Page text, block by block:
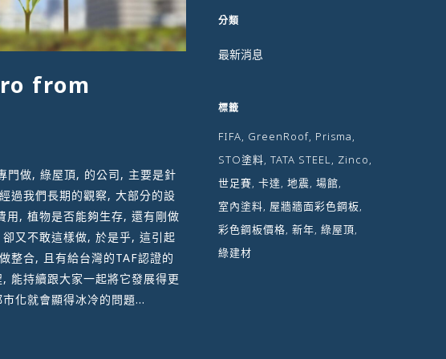
from
門做, 綠屋頂, 的公司, 主要是針
過我們長期的觀察, 大部分的設
用, 植物是否能夠生存, 還有剛做
又不敢這樣做, 於是乎, 這引起
整合, 且有給台灣的TAF認證的
能持續跟大家一起將它發展得更
化就會顯得冰冷的問題...
分類
最新消息
標籤
FIFA GreenRoof Prisma
STO塗料 TATA STEEL Zinco
世足賽 卡達 地震 場館
室內塗料 屋牆牆面彩色鋼板
彩色鋼板價格 新年 綠屋頂
綠建材